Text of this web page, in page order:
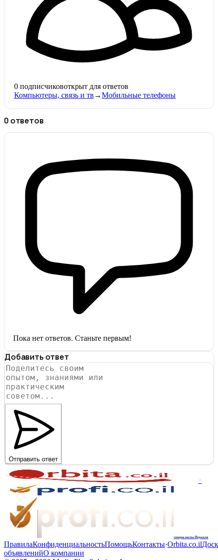
0 подписчиковоткрыт для ответов
Компьютеры, связь и тв →Мобильные телефоны
0 ответов
Пока нет ответов. Станьте первым!
Добавить ответ
Отправить ответ
+
специалисты Израиля
ПравилаКонфиденциальностьПомощьКонтакты·Orbita.co.il
объявленийО компании